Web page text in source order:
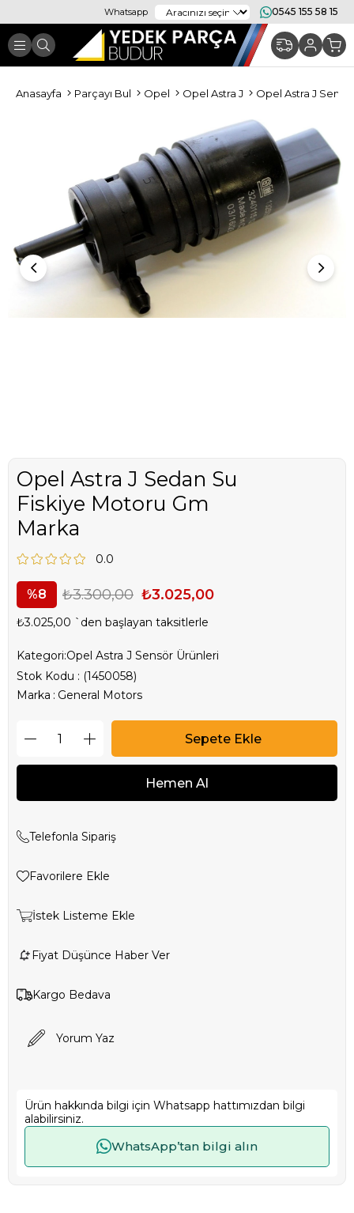
Whatsapp 0545 155 58 15
Anasayfa Parçayı Bul Opel Opel Astra J Opel Astra J
Opel Astra J Sedan Su
Fiskiye Motoru Gm
Marka
0.0
8 ₺3.300,00 ₺3.025,00
₺3.025,00 `den başlayan taksitlerle
Kategori:Opel Astra J Sensör Ürünleri
Stok Kodu
(1450058)
Marka : General Motors
Telefonla Sipariş
Favorilere Ekle
İstek Listeme Ekle
Fiyat Düşünce Haber Ver
Kargo Bedava
Yorum Yaz
Ürün hakkında bilgi için Whatsapp hattımızdan bilgi
alabilirsiniz.
WhatsApp’tan bilgi alın